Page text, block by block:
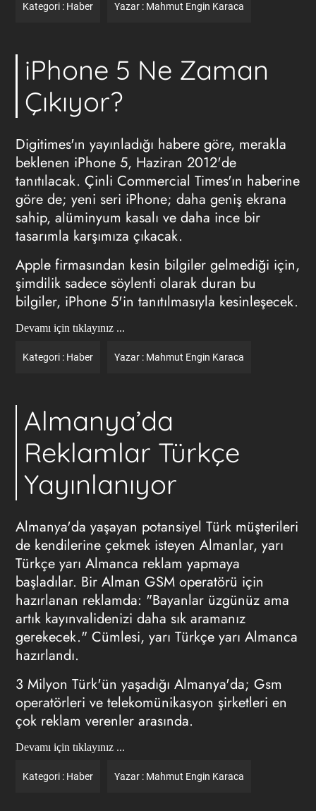
Kategori : Haber Yazar : Mahmut Engin Karaca
iPhone 5 Ne Zaman
Çıkıyor?
Digitimes'ın yayınladığı habere göre, merakla
beklenen iPhone 5, Haziran 2012'de
tanıtılacak. Çinli Commercial Times'ın haberine
göre de; yeni seri iPhone; daha geniş ekrana
sahip, alüminyum kasalı ve daha ince bir
tasarımla karşımıza çıkacak.
Apple firmasından kesin bilgiler gelmediği için,
şimdilik sadece söylenti olarak duran bu
bilgiler, iPhone 5'in tanıtılmasıyla kesinleşecek.
Devamı için tıklayınız ...
Kategori : Haber Yazar : Mahmut Engin Karaca
Almanya’da
Reklamlar Türkçe
Yayınlanıyor
Almanya'da yaşayan potansiyel Türk müşterileri
de kendilerine çekmek isteyen Almanlar, yarı
Türkçe yarı Almanca reklam yapmaya
başladılar. Bir Alman GSM operatörü için
hazırlanan reklamda: "Bayanlar üzgünüz ama
artık kayınvalidenizi daha sık aramanız
gerekecek." Cümlesi, yarı Türkçe yarı Almanca
hazırlandı.
3 Milyon Türk'ün yaşadığı Almanya'da; Gsm
operatörleri ve telekomünikasyon şirketleri en
çok reklam verenler arasında.
Devamı için tıklayınız ...
Kategori : Haber Yazar : Mahmut Engin Karaca